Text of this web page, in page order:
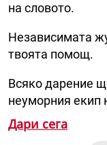
на словото.
Независимата
твоята помощ.
Всяко дарение
неуморния екип
Дари сега